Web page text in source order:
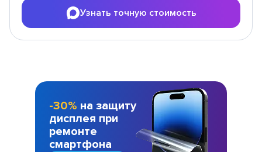
Узнать точную стоимость
-30% на защиту
дисплея при
ремонте
смартфона